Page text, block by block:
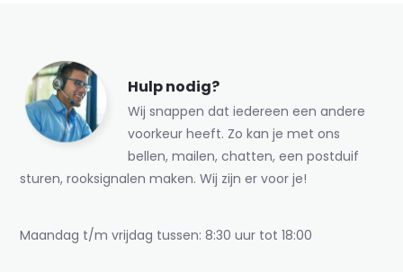
Hulp nodig?
Wij snappen dat iedereen een andere
voorkeur heeft. Zo kan je met ons
bellen, mailen, chatten, een postduif
sturen, rooksignalen maken. Wij zijn er voor je!
Maandag t/m vrijdag tussen: 8:30 uur tot 18:00